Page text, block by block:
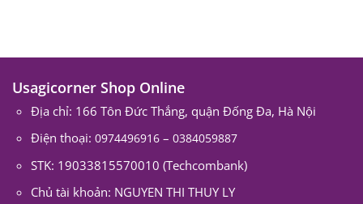
Usagicorner Shop Online
Địa chỉ: 166 Tôn Đức Thắng, quận Đống Đa, Hà Nội
Điện thoại: 0974496916 – 0384059887
STK: 19033815570010 (Techcombank)
Chủ tài khoản: NGUYEN THI THUY LY